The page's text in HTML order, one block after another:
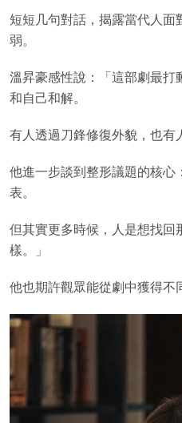
短短几句對話，揭露當代人面
弱。
溫昇豪感性說：「這部劇最打
和自己和解。
有人透過刀鋒修復外貌，也有
他進一步談到整形議題的核心
表。
但其實更多時候，人是想找回
樣。」
他也期許觀眾能從劇中獲得不